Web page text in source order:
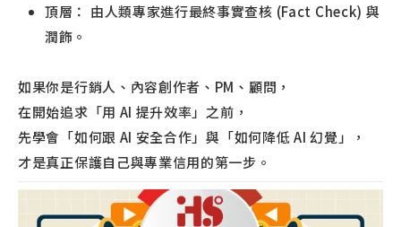
頂層： 由人類專家進行最終事實查核 (Fact Check) 與
潤飾。
如果你是行銷人、內容創作者、PM、顧問，
在開始追求「用 AI 提升效率」之前，
先學會「如何跟 AI 安全合作」與「如何降低 AI 幻覺」，
才是真正保護自己與專業信用的第一步。